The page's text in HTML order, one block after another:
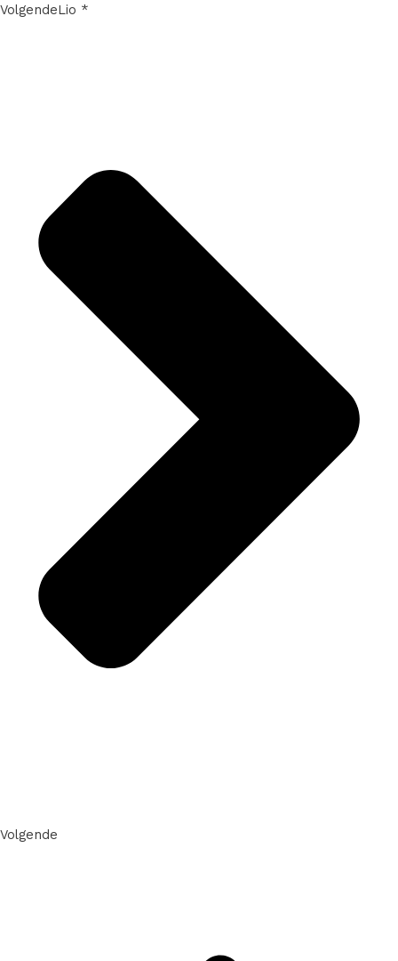
VolgendeLio *
Volgende